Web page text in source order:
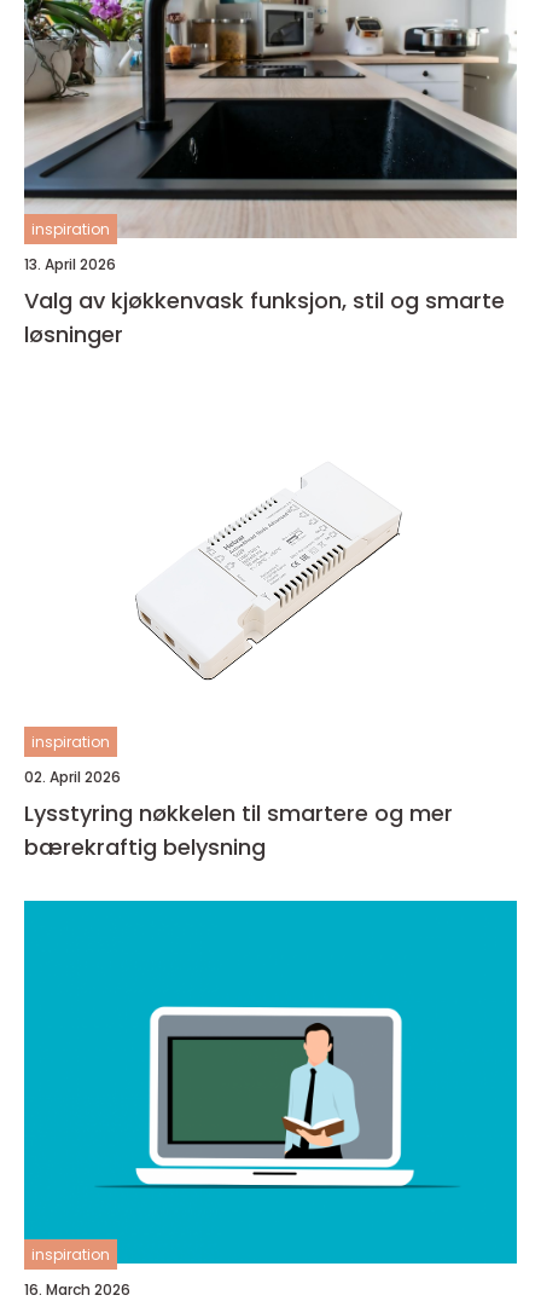
inspiration
13. April 2026
Valg av kjøkkenvask funksjon, stil og smarte
løsninger
inspiration
02. April 2026
Lysstyring nøkkelen til smartere og mer
bærekraftig belysning
inspiration
16. March 2026